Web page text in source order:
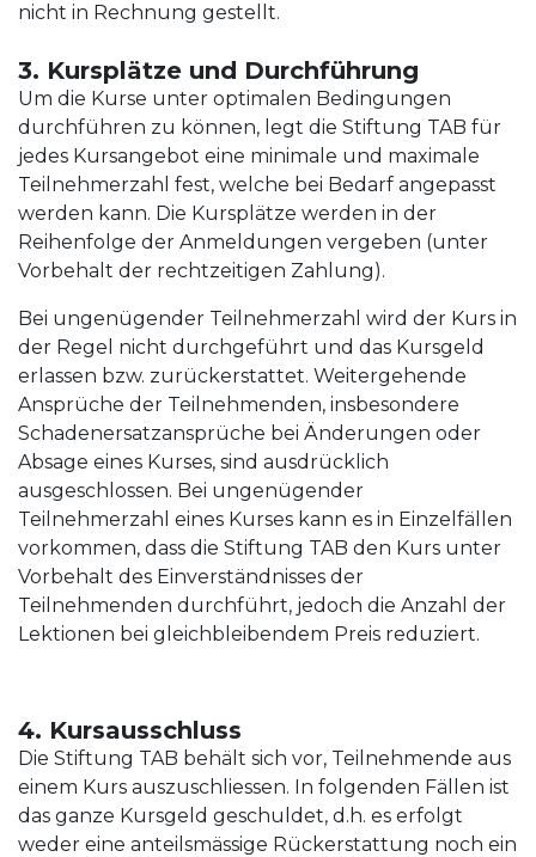
nicht in Rechnung gestellt.
3. Kursplätze und Durchführung
Um die Kurse unter optimalen Bedingungen
durchführen zu können, legt die Stiftung TAB für
jedes Kursangebot eine minimale und maximale
Teilnehmerzahl fest, welche bei Bedarf angepasst
werden kann. Die Kursplätze werden in der
Reihenfolge der Anmeldungen vergeben (unter
Vorbehalt der rechtzeitigen Zahlung).
Bei ungenügender Teilnehmerzahl wird der Kurs in
der Regel nicht durchgeführt und das Kursgeld
erlassen bzw. zurückerstattet. Weitergehende
Ansprüche der Teilnehmenden, insbesondere
Schadenersatzansprüche bei Änderungen oder
Absage eines Kurses, sind ausdrücklich
ausgeschlossen. Bei ungenügender
Teilnehmerzahl eines Kurses kann es in Einzelfällen
vorkommen, dass die Stiftung TAB den Kurs unter
Vorbehalt des Einverständnisses der
Teilnehmenden durchführt, jedoch die Anzahl der
Lektionen bei gleichbleibendem Preis reduziert.
4. Kursausschluss
Die Stiftung TAB behält sich vor, Teilnehmende aus
einem Kurs auszuschliessen. In folgenden Fällen ist
das ganze Kursgeld geschuldet, d.h. es erfolgt
weder eine anteilsmässige Rückerstattung noch ein